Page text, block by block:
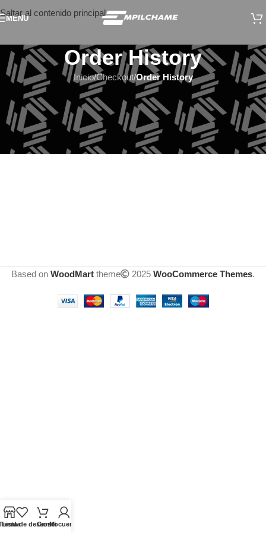
Saltar al contenido principal
MENÚ
Order History
Inicio/Checkout/Order History
Based on WoodMart theme 2025 WooCommerce Themes.
Lista de deseos
CarritoMi cuenta